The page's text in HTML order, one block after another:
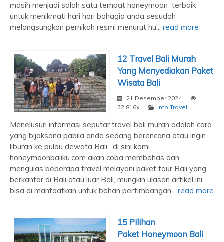
masih menjadi salah satu tempat honeymoon terbaik
untuk menikmati hari hari bahagia anda sesudah
melangsungkan pernikah resmi menurut hu... read more
12 Travel Bali Murah
Yang Menyediakan Paket
Wisata Bali
21 Desember 2024
32.816x
Info Travel
Menelusuri informasi seputar travel bali murah adalah cara
yang bijaksana pabila anda sedang berencana atau ingin
liburan ke pulau dewata Bali , di sini kami
honeymoonbaliku.com akan coba membahas dan
mengulas beberapa travel melayani paket tour Bali yang
berkantor di Bali atau luar Bali, mungkin ulasan artikel ini
bisa di manfaatkan untuk bahan pertimbangan... read more
15 Pilihan
Paket Honeymoon Bali